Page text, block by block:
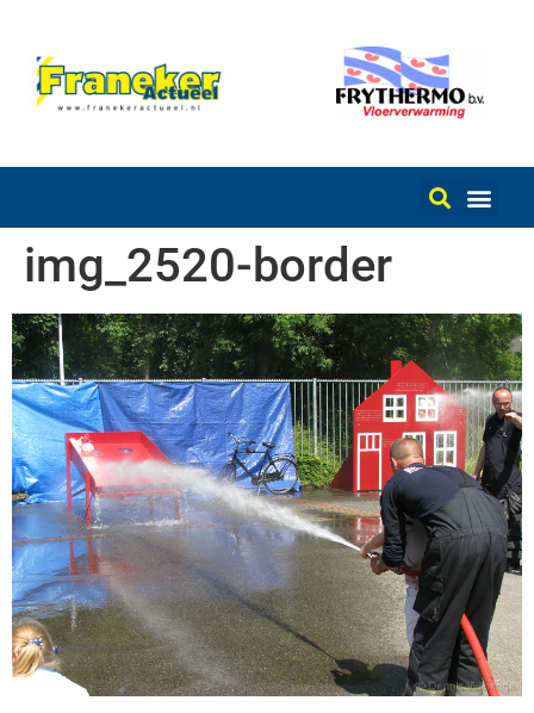
img_2520-border